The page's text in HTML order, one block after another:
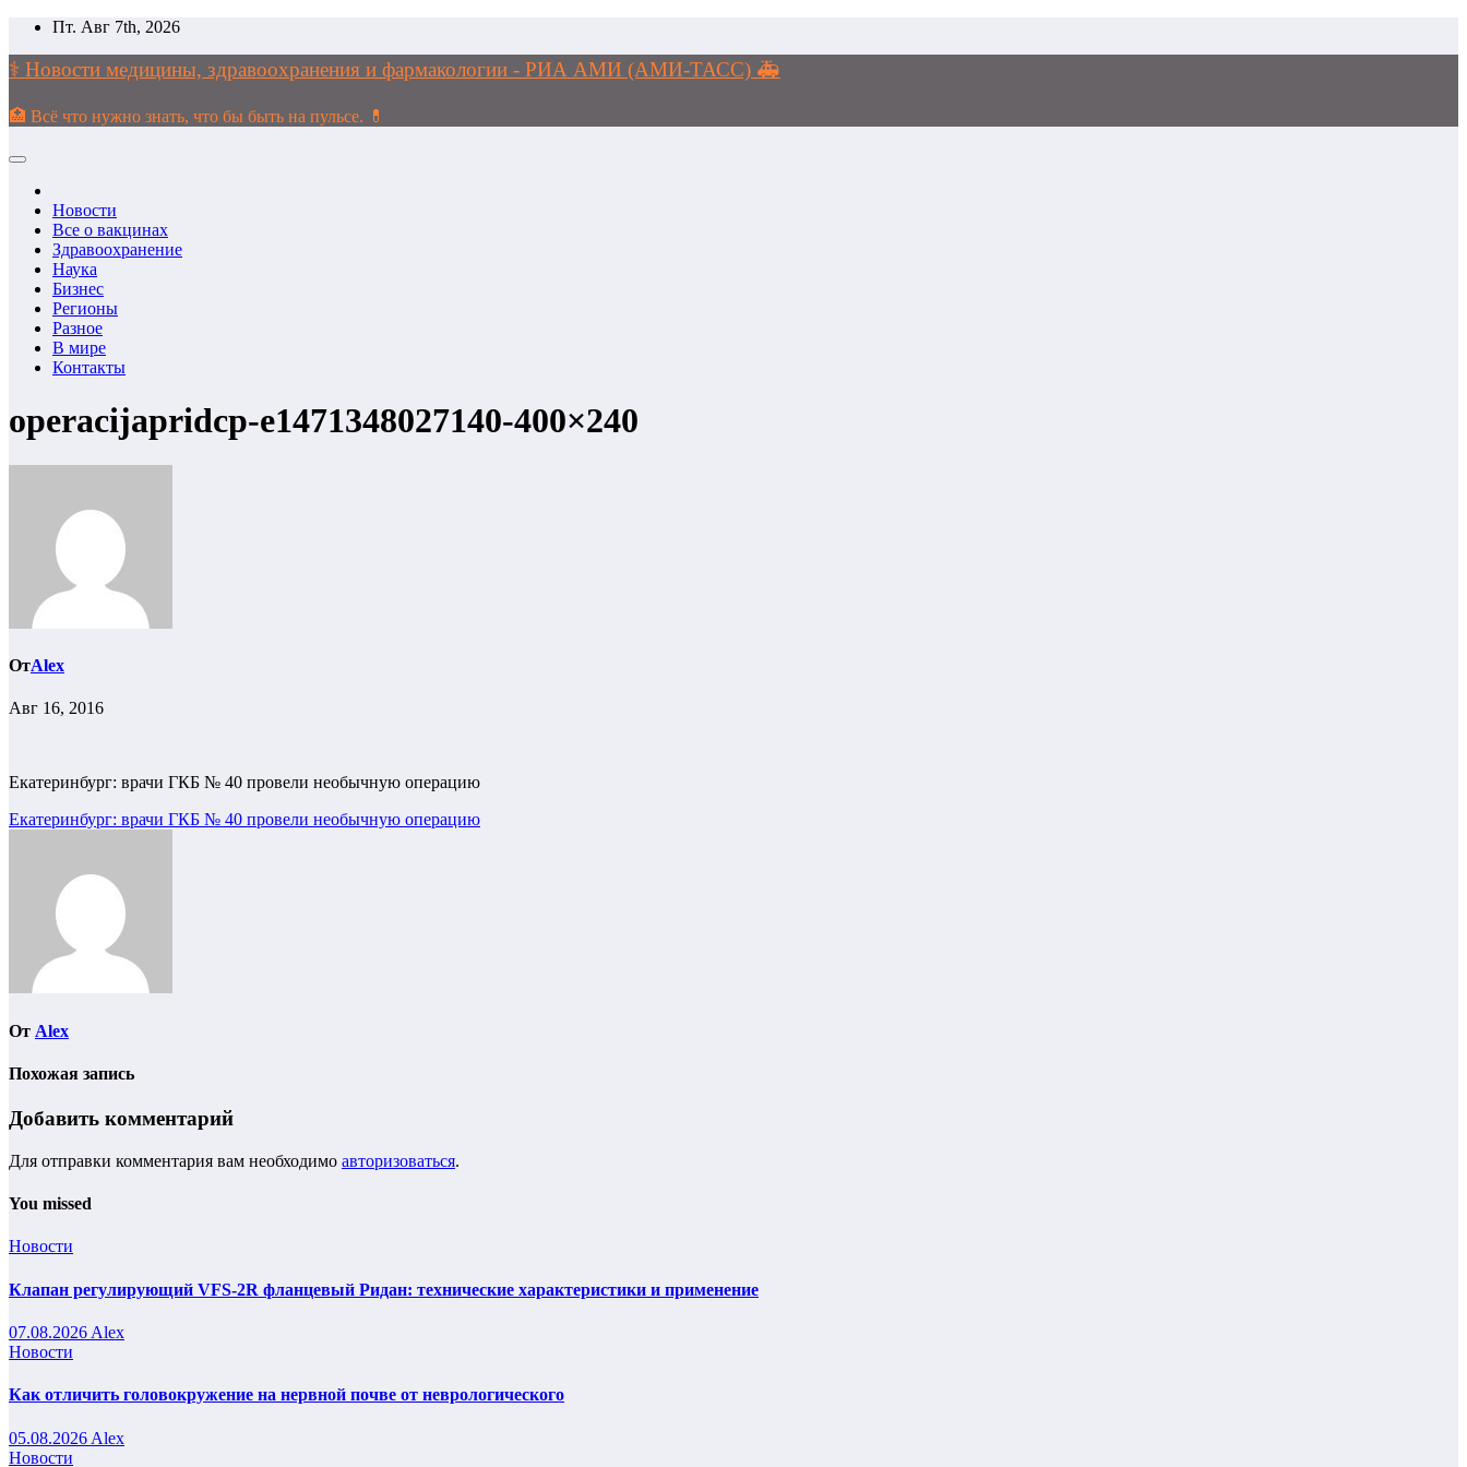
Перейти
содержимому
Пт. Авг 7th, 2026
⚕️ Новости медицины, здравоохранения и фармакологии - РИА АМИ (АМИ-ТАСС) 🚑
🏥 Всё что нужно знать, что бы быть на пульсе. 💊
Новости
Все о вакцинах
Здравоохранение
Наука
Бизнес
Регионы
Разное
В мире
Контакты
operacijapridcp-e1471348027140-400×240
ОтAlex
Авг 16, 2016
Екатеринбург: врачи ГКБ № 40 провели необычную операцию
Навигация
записям
Екатеринбург: врачи ГКБ № 40 провели необычную операцию
От Alex
Похожая запись
Добавить комментарий
Для отправки комментария вам необходимо авторизоваться.
You missed
Новости
Клапан регулирующий VFS-2R фланцевый Ридан: технические характеристики и применение
07.08.2026 Alex
Новости
Как отличить головокружение на нервной почве от неврологического
05.08.2026 Alex
Новости